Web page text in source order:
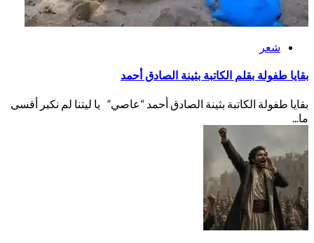
شعر
بقايا طفولة بقلم الكاتبة بثينة الصادق أحمد
بقايا طفولة الكاتبة بثينة الصادق أحمد “عاصي” يا ليتنا لم نكبر أقسى
ما...